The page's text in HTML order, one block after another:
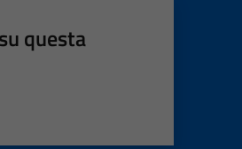
questa